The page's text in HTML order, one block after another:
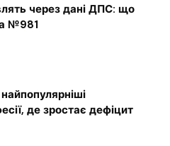
через дані ДПС: що
№981
де зростає дефіцит